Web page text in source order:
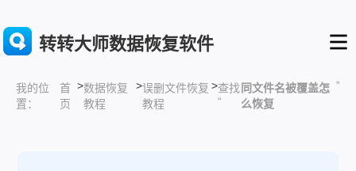
转转大师数据恢复软件
我的位
置：
首
页
>数据恢复
教程
>误删文件恢复
教程
>查找
“
同文件名被覆盖怎
么恢复
”